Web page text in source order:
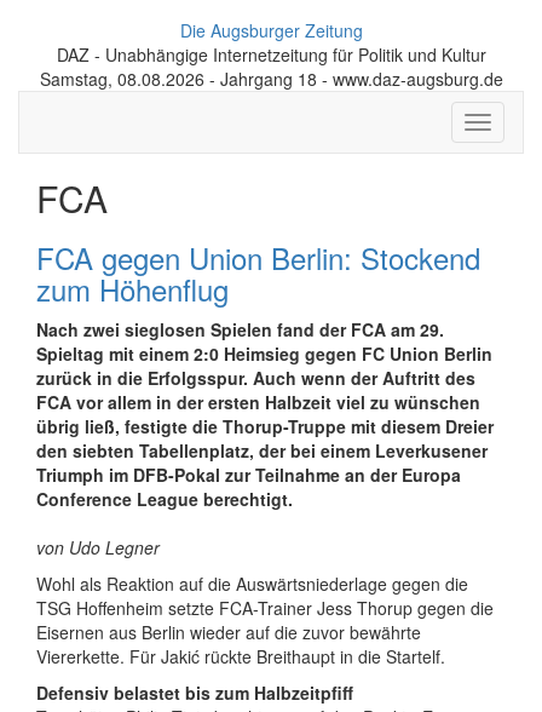
Die Augsburger Zeitung
DAZ - Unabhängige Internetzeitung für Politik und Kultur
Samstag, 08.08.2026 - Jahrgang 18 - www.daz-augsburg.de
Toggle
FCA
FCA gegen Union Berlin: Stockend
zum Höhenflug
Nach zwei sieglosen Spielen fand der FCA am 29.
Spieltag mit einem 2:0 Heimsieg gegen FC Union Berlin
zurück in die Erfolgsspur. Auch wenn der Auftritt des
FCA vor allem in der ersten Halbzeit viel zu wünschen
übrig ließ, festigte die Thorup-Truppe mit diesem Dreier
den siebten Tabellenplatz, der bei einem Leverkusener
Triumph im DFB-Pokal zur Teilnahme an der Europa
Conference League berechtigt.
von Udo Legner
Wohl als Reaktion auf die Auswärtsniederlage gegen die
TSG Hoffenheim setzte FCA-Trainer Jess Thorup gegen die
Eisernen aus Berlin wieder auf die zuvor bewährte
Viererkette. Für Jakić rückte Breithaupt in die Startelf.
Defensiv belastet bis zum Halbzeitpfiff